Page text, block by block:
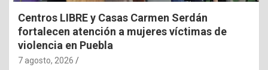
Centros LIBRE y Casas Carmen Serdán
fortalecen atención a mujeres víctimas de
violencia en Puebla
7 agosto, 2026